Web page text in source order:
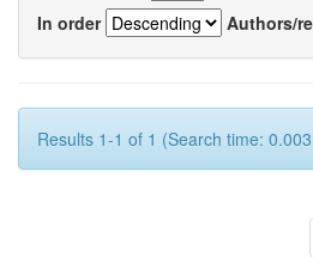
In order
Authors/
Results 1-1 of 1 (Search time: